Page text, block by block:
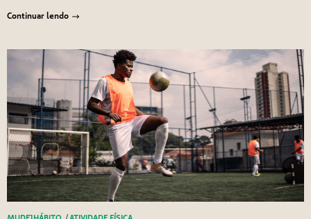
Continuar lendo